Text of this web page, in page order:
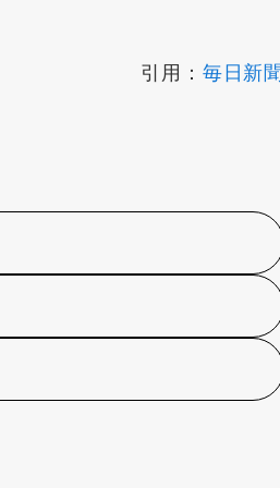
引用： 毎日新